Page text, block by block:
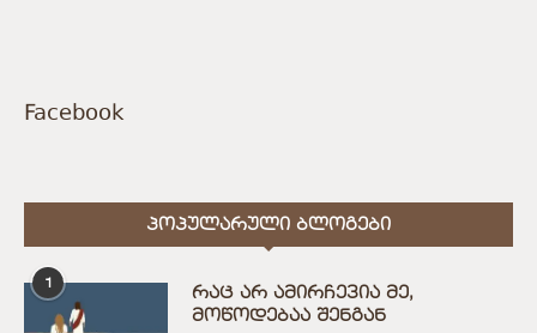
Facebook
ᲞᲝᲞᲣᲚᲐᲠᲣᲚᲘ ᲑᲚᲝᲒᲔᲑᲘ
1
რაც არ ამირჩევია მე,
მოწოდებაა შენგან